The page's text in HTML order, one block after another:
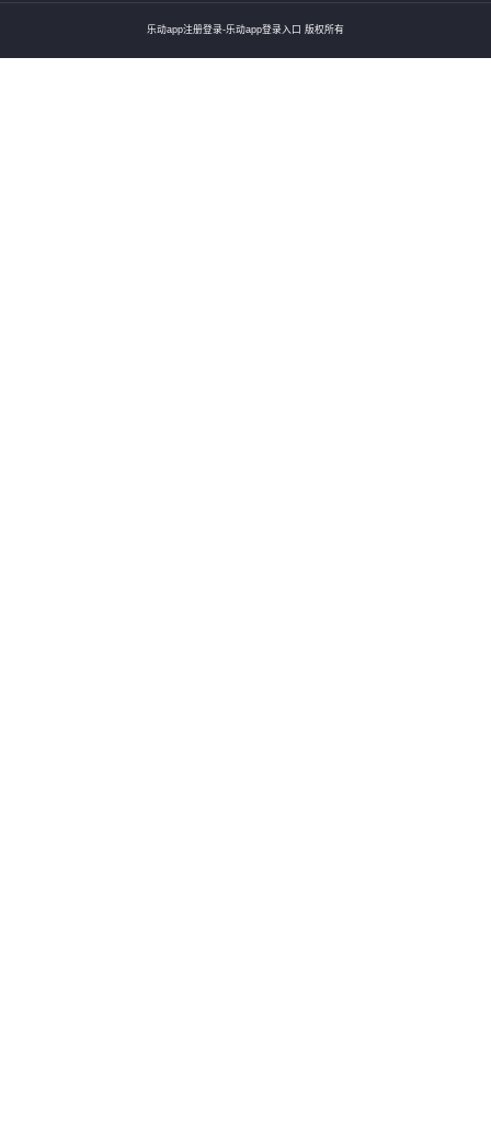
乐动app注册登录-乐动app登录入口 版权所有